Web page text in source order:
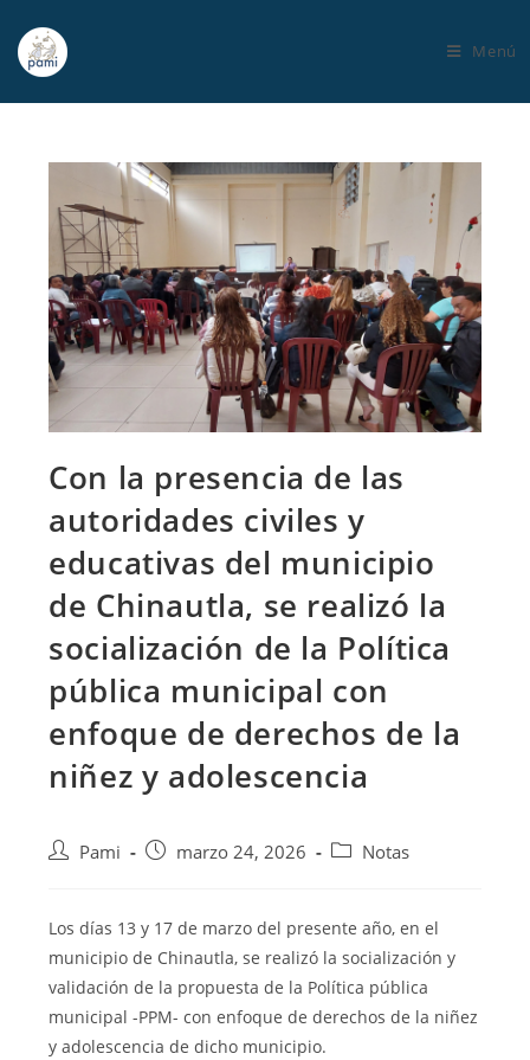
Menú
Con la presencia de las
autoridades civiles y
educativas del municipio
de Chinautla, se realizó la
socialización de la Política
pública municipal con
enfoque de derechos de la
niñez y adolescencia
Pami marzo 24, 2026 Notas
Los días 13 y 17 de marzo del presente año, en el
municipio de Chinautla, se realizó la socialización y
validación de la propuesta de la Política pública
municipal -PPM- con enfoque de derechos de la niñez
y adolescencia de dicho municipio.